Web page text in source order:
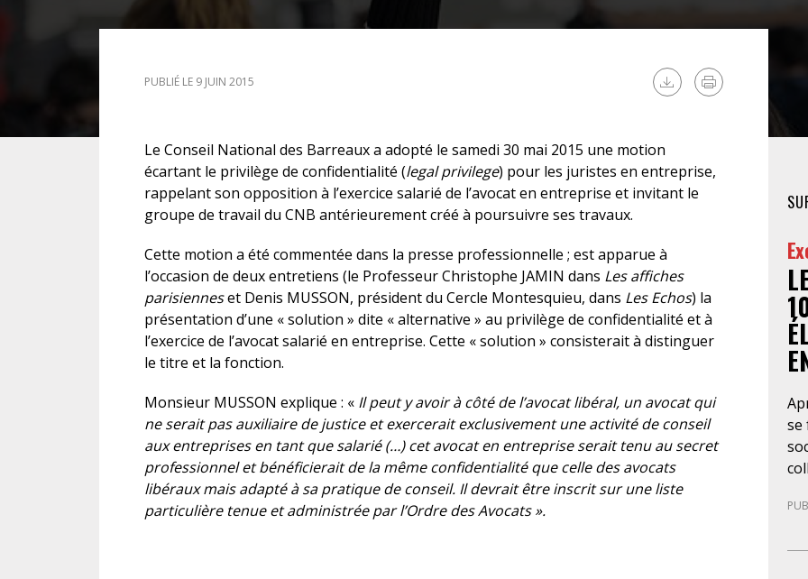
DROIT DES MINEURS
DROIT INTERNATIONAL
PUBLIÉ LE 9 JUIN 2015
Le Conseil National des Barreaux a adopté le samedi 30 mai 2015 une motion
écartant le privilège de confidentialité (legal privilege) pour les juristes en entreprise,
rappelant son opposition à l’exercice salarié de l’avocat en entreprise et invitant le
groupe de travail du CNB antérieurement créé à poursuivre ses travaux.
Cette motion a été commentée dans la presse professionnelle ; est apparue à
l’occasion de deux entretiens (le Professeur Christophe JAMIN dans Les affiches
parisienneset Denis MUSSON, président du Cercle Montesquieu, dans Les Echos) la
présentation d’une « solution » dite « alternative » au privilège de confidentialité et à
l’exercice de l’avocat salarié en entreprise. Cette « solution » consisterait à distinguer
le titre et la fonction.
Monsieur MUSSON explique : « Il peut y avoir à côté de l’avocat libéral, un avocat qui
ne serait pas auxiliaire de justice et exercerait exclusivement une activité de conseil
aux entreprises en tant que salarié (…) cet avocat en entreprise serait tenu au secret
professionnel et bénéficierait de la même confidentialité que celle des avocats
libéraux mais adapté à sa pratique de conseil. Il devrait être inscrit sur une liste
particulière tenue et administrée par l’Ordre des Avocats ».
se